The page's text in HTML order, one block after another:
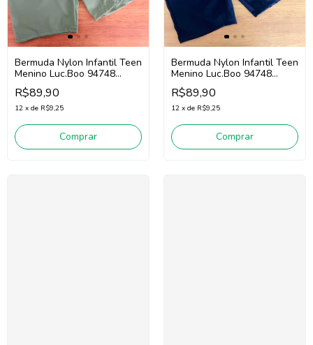
Bermuda Nylon Infantil Teen
Menino Luc.Boo 94748
(Verde)
R$89,90
12 x de R$9,25
Comprar
Bermuda Nylon Infantil Teen
Menino Luc.Boo 94748
(Marinho)
R$89,90
12 x de R$9,25
Comprar